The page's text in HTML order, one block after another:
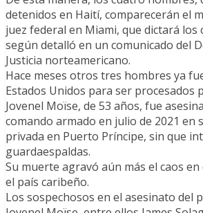
detenidos en Haití, comparecerán el
juez federal en Miami, que dictará los
según detalló en un comunicado del
Justicia norteamericano.
Hace meses otros tres hombres ya
Estados Unidos para ser procesados
Jovenel Moïse, de 53 años, fue
comando armado en julio de 2021 en
privada en Puerto Príncipe, sin que
guardaespaldas.
Su muerte agravó aún más el caos
el país caribeño.
Los sospechosos en el asesinato del